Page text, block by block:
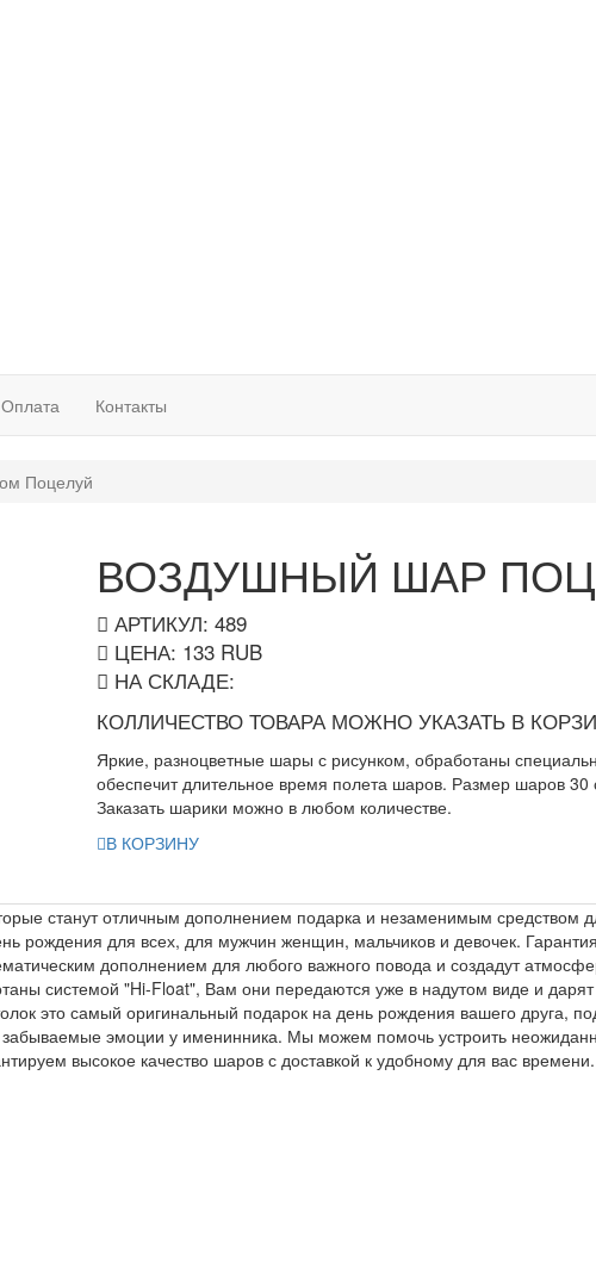
Оплата Контакты
Поцелуй
ВОЗДУШНЫЙ ШАР
АРТИКУЛ: 489
ЦЕНА: 133 RUB
НА СКЛАДЕ:
КОЛЛИЧЕСТВО ТОВАРА МОЖНО УКАЗАТЬ В
Яркие, разноцветные шары с рисунком, обработаны
обеспечит длительное время полета шаров. Размер шаров
Заказать шарики можно в любом количестве.
В КОРЗИНУ
станут отличным дополнением подарка и незаменимым средством
рождения для всех, для мужчин женщин, мальчиков и девочек.
дополнением для любого важного повода и создадут
системой "Hi-Float", Вам они передаются уже в надутом виде и дарят
это самый оригинальный подарок на день рождения вашего друга,
эмоции у именинника. Мы можем помочь устроить
высокое качество шаров с доставкой к удобному для вас